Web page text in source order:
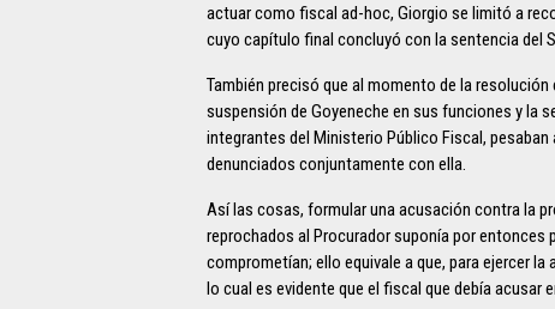
actuar como fiscal ad-hoc, Giorgio se limitó a
cuyo capítulo final concluyó con la sentencia del
También precisó que al momento de la
suspensión de Goyeneche en sus funciones y la
integrantes del Ministerio Público Fiscal,
denunciados conjuntamente con ella.
Así las cosas, formular una acusación contra la
reprochados al Procurador suponía por
comprometían; ello equivale a que, para ejercer
lo cual es evidente que el fiscal que debía acusar